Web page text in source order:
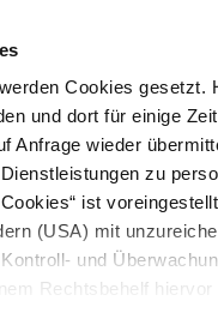
Cookies gesetzt.
und dort für einige
Anfrage wieder
zu
ist
(USA) mit
und
Rechtsbehelf